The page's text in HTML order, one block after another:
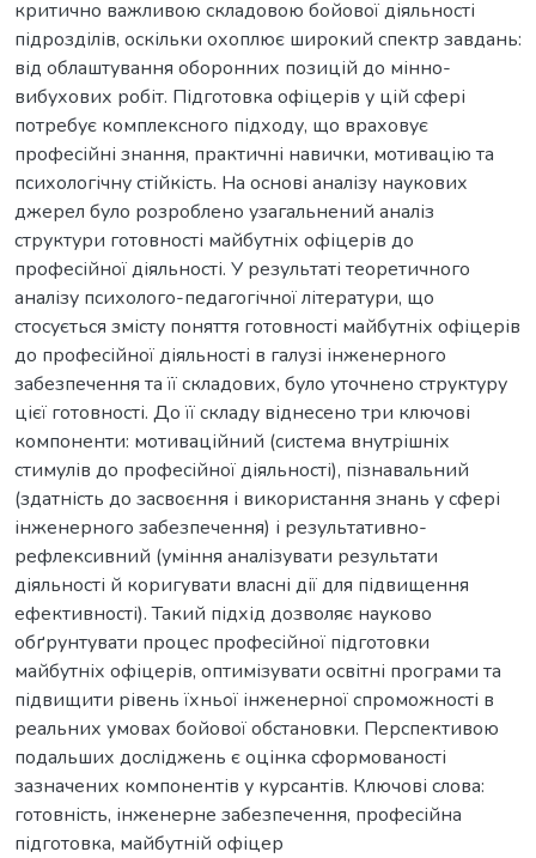
критично важливою складовою бойової діяльності
підрозділів, оскільки охоплює широкий спектр завдань:
від облаштування оборонних позицій до мінно-
вибухових робіт. Підготовка офіцерів у цій сфері
потребує комплексного підходу, що враховує
професійні знання, практичні навички, мотивацію та
психологічну стійкість. На основі аналізу наукових
джерел було розроблено узагальнений аналіз
структури готовності майбутніх офіцерів до
професійної діяльності. У результаті теоретичного
аналізу психолого-педагогічної літератури, що
стосується змісту поняття готовності майбутніх офіцерів
до професійної діяльності в галузі інженерного
забезпечення та її складових, було уточнено структуру
цієї готовності. До її складу віднесено три ключові
компоненти: мотиваційний (система внутрішніх
стимулів до професійної діяльності), пізнавальний
(здатність до засвоєння і використання знань у сфері
інженерного забезпечення) і результативно-
рефлексивний (уміння аналізувати результати
діяльності й коригувати власні дії для підвищення
ефективності). Такий підхід дозволяє науково
обґрунтувати процес професійної підготовки
майбутніх офіцерів, оптимізувати освітні програми та
підвищити рівень їхньої інженерної спроможності в
реальних умовах бойової обстановки. Перспективою
подальших досліджень є оцінка сформованості
зазначених компонентів у курсантів. Ключові слова:
готовність, інженерне забезпечення, професійна
підготовка, майбутній офіцер